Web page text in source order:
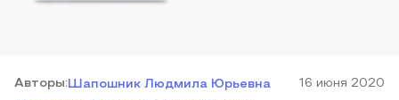
Авторы:Шапошник Людмила Юрьевна
16 июня 2020